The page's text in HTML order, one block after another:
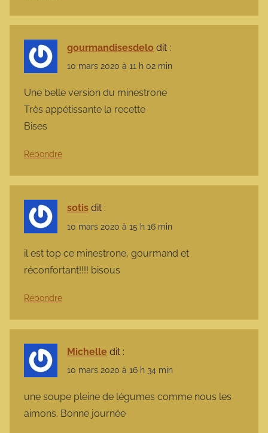
gourmandisesdelo dit :
10 mars 2020 à 11 h 02 min
Une belle version du minestrone
Très appétissante la recette
Bises
Répondre
sotis dit :
10 mars 2020 à 15 h 16 min
il est top ce minestrone, gourmand et
réconfortant!!!! bisous
Répondre
Michelle dit :
10 mars 2020 à 16 h 34 min
une soupe pleine de légumes comme nous les
aimons. Bonne journée